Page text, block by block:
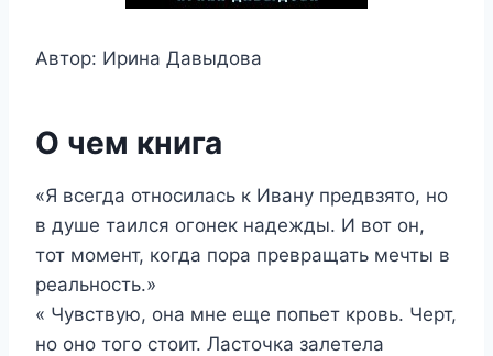
Автор: Ирина Давыдова
О чем книга
«Я всегда относилась к Ивану предвзято, но
в душе таился огонек надежды. И вот он,
тот момент, когда пора превращать мечты в
реальность.»
« Чувствую, она мне еще попьет кровь. Черт,
но оно того стоит. Ласточка залетела